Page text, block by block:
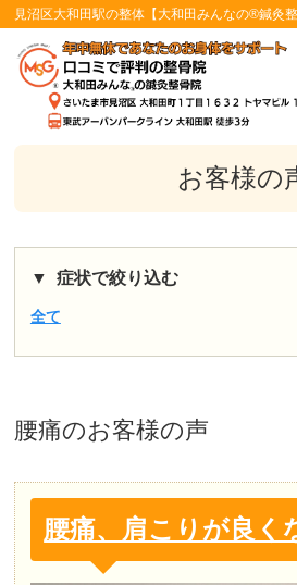
見沼区大和田駅の整体【大和田みんなの®鍼灸整
お客様の
症状で絞り込む
全て
腰痛のお客様の声
腰痛、肩こりが良く